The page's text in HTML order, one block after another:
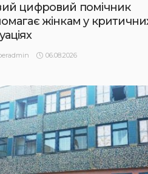
цифровий помічник
жінкам у
06.08.2026